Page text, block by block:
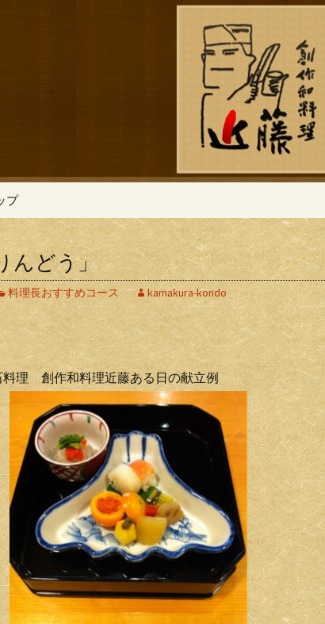
作和食「近
プ
んどう」
料理長おすすめコース kamakura-kondo
理 創作和料理近藤ある日の献立例